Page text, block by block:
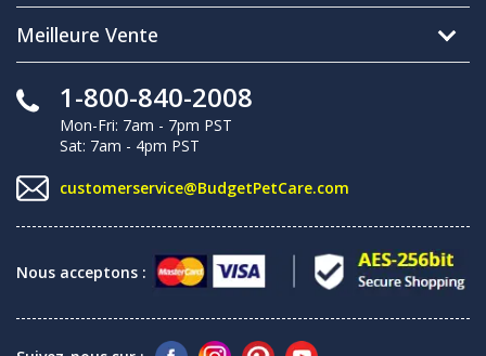
Meilleure Vente
1-800-840-2008
Mon-Fri: 7am - 7pm PST
Sat: 7am - 4pm PST
customerservice@BudgetPetCare.com
Nous acceptons :